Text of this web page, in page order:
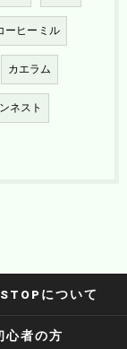
ーヒーミル
カエラム
ネスト
について
心者の方